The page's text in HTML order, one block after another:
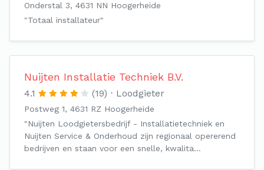
Onderstal 3, 4631 NN Hoogerheide
"Totaal installateur"
Nuijten Installatie Techniek B.V.
4.1 (19) Loodgieter
Postweg 1, 4631 RZ Hoogerheide
"Nuijten Loodgietersbedrijf - Installatietechniek en
Nuijten Service & Onderhoud zijn regionaal opererend
bedrijven en staan voor een snelle, kwalita…